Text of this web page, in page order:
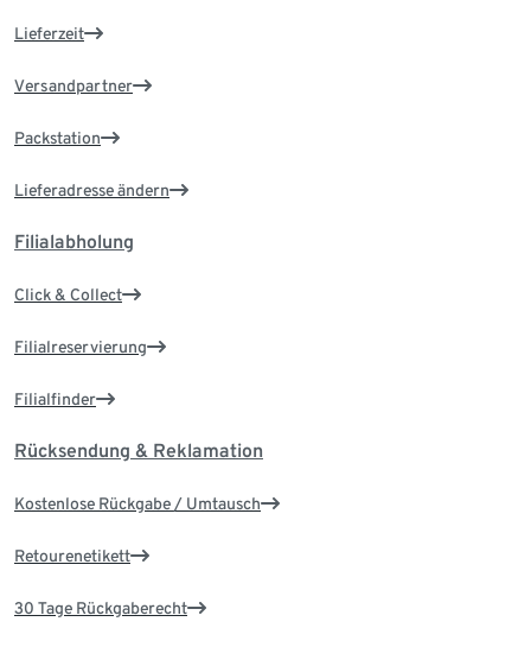
Lieferzeit
Versandpartner
Packstation
Lieferadresse ändern
Filialabholung
Click & Collect
Filialreservierung
Filialfinder
Rücksendung & Reklamation
Kostenlose Rückgabe / Umtausch
Retourenetikett
30 Tage Rückgaberecht